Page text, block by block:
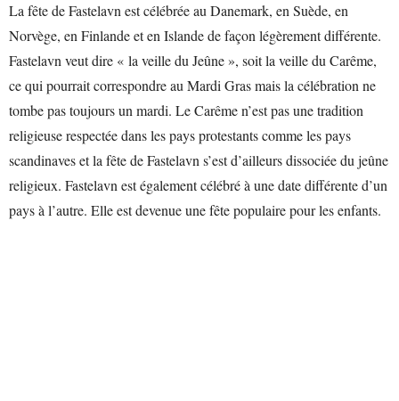
La fête de Fastelavn est célébrée au Danemark, en Suède, en
Norvège, en Finlande et en Islande de façon légèrement différente.
Fastelavn veut dire « la veille du Jeûne », soit la veille du Carême,
ce qui pourrait correspondre au Mardi Gras mais la célébration ne
tombe pas toujours un mardi. Le Carême n’est pas une tradition
religieuse respectée dans les pays protestants comme les pays
scandinaves et la fête de Fastelavn s’est d’ailleurs dissociée du jeûne
religieux. Fastelavn est également célébré à une date différente d’un
pays à l’autre. Elle est devenue une fête populaire pour les enfants.